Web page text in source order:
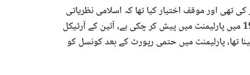
اور موقف اختیار کیا تھا کہ اسلامی نظریاتی
کونسل کی کوئی آئینی حیثیت یا اتھارٹی نہیں، کونسل اپنی فائنل رپورٹ 1996 میں پارلیمنٹ میں پیش کر چکی ہے، آئین کے آرٹیکل
تھا، پارلیمنٹ میں حتمی رپورٹ کے بعد کونسل کو